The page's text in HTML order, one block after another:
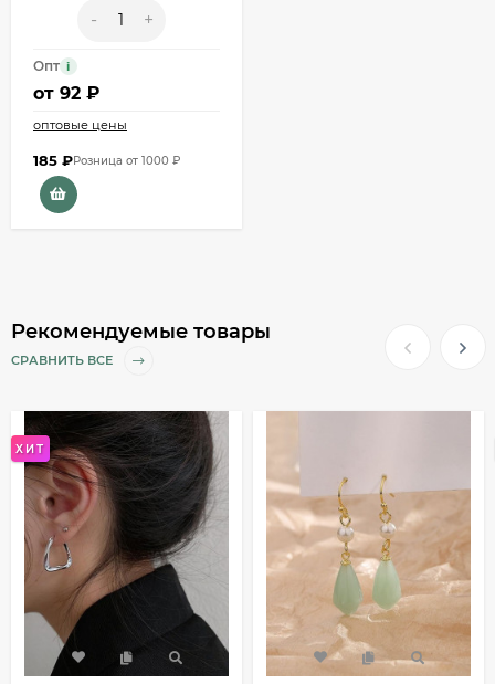
- +
Опт i
от 92 ₽
оптовые цены
185 ₽Розница от 1000 ₽
Рекомендуемые товары
СРАВНИТЬ ВСЕ
ХИТ